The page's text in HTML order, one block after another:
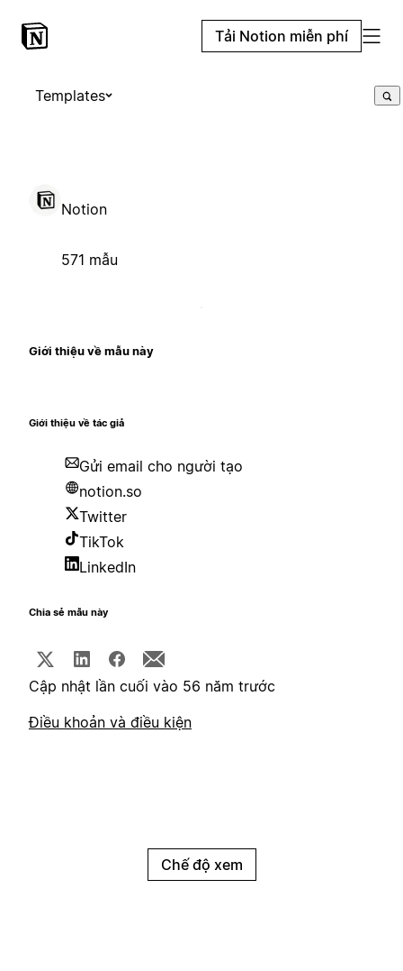
Tải Notion miễn phí
Templates
Notion
571 mẫu
Giới thiệu về mẫu này
Giới thiệu về tác giả
Gửi email cho người tạo
notion.so
Twitter
TikTok
LinkedIn
Chia sẻ mẫu này
Cập nhật lần cuối vào 56 năm trước
Điều khoản và điều kiện
Chế độ xem